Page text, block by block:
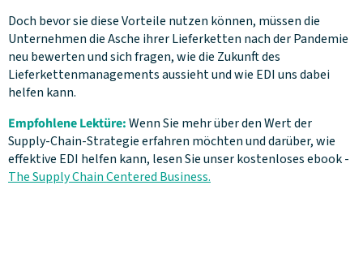
Doch bevor sie diese Vorteile nutzen können, müssen die
Unternehmen die Asche ihrer Lieferketten nach der Pandemie
neu bewerten und sich fragen, wie die Zukunft des
Lieferkettenmanagements aussieht und wie EDI uns dabei
helfen kann.
Empfohlene Lektüre:Wenn Sie mehr über den Wert der
Supply-Chain-Strategie erfahren möchten und darüber, wie
effektive EDI helfen kann, lesen Sie unser kostenloses ebook -
The Supply Chain Centered Business.